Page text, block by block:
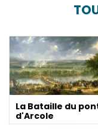
La Bataille du
d'Arcole